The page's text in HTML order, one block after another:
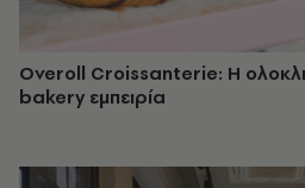
Overoll Croissanterie: Η
bakery εμπειρία